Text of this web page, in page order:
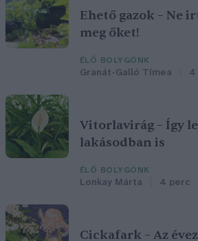
Ehető gazok – Ne
meg őket!
ÉLŐ BOLYGÓNK
Granát-Galló Tímea 4
Vitorlavirág – Így
lakásodban is
ÉLŐ BOLYGÓNK
Lonkay Márta 4 perc
Cickafark – Az